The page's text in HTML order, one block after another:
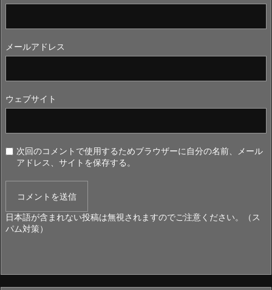
メールアドレス
ウェブサイト
次回のコメントで使用するためブラウザーに自分の名前、メール
アドレス、サイトを保存する。
日本語が含まれない投稿は無視されますのでご注意ください。（ス
パム対策）